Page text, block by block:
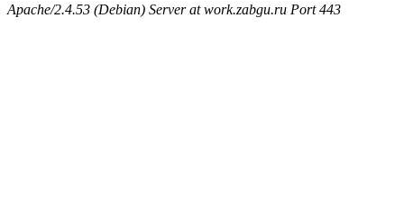
Apache/2.4.53 (Debian) Server at work.zabgu.ru Port 443